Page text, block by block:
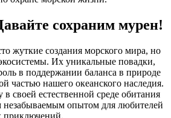
сохраним мурен!
жуткие создания морского мира, но
Их уникальные повадки,
в поддержании баланса в природе
частью нашего океанского наследия.
своей естественной среде обитания
незабываемым опытом для любителей
приключений.